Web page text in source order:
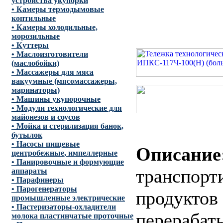
• Камеры термодымовые
коптильные
• Камеры холодильные,
морозильные
• Куттеры
• Маслоизготовители
(маслобойки)
• Массажеры для мяса
вакуумные (мясомассажеры,
маринаторы)
• Машины укупорочные
• Модули технологические для
майонезов и соусов
• Мойка и стерилизация банок,
бутылок
• Насосы пищевые
центробежные, импеллерные
• Панировочные и формующие
аппараты
• Парафинеры
• Парогенераторы
промышленные электрические
• Пастеризаторы-охладители
молока пластинчатые проточные